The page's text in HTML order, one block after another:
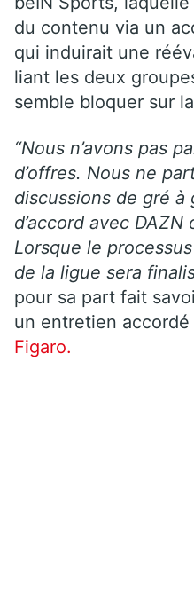
du contenu via un
qui induirait une
liant les deux
semble bloquer sur
“Nous n’avons pas
d’offres. Nous ne
discussions de gré à
d’accord avec
Lorsque le
de la ligue sera
pour sa part fait
un entretien
Figaro.